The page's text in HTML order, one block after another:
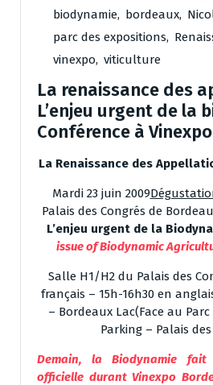
biodynamie, bordeaux,
parc des expositions,
vinexpo, viticulture
La renaissance des
L’enjeu urgent de la
Conférence à
La Renaissance des
Mardi 23 juin 2009
Palais des Congrés de
L’enjeu urgent de la
issue of Biodynamic
Salle H1/H2 du Palais des
français – 15h-16h30 en
– Bordeaux Lac(Face au
Parking – Palais
Demain, la Biodynamie fait
officielle durant Vinexpo